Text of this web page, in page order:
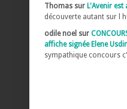
Thomas sur L'Avenir est
découverte autant sur l
odile noel sur
affiche signée Elene
sympathique concours